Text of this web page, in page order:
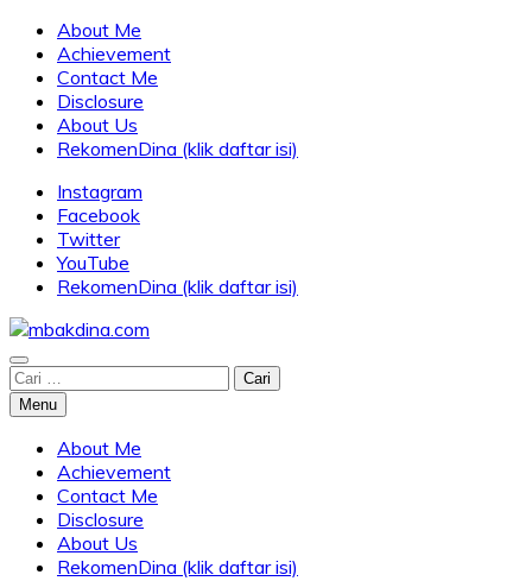
About Me
Achievement
Contact Me
Disclosure
About Us
RekomenDina (klik daftar isi)
Instagram
Facebook
Twitter
YouTube
RekomenDina (klik daftar isi)
mbakdina.com
Blog about parenting, traveling, promo, and lifestyle
Cari
untuk:
Menu
About Me
Achievement
Contact Me
Disclosure
About Us
RekomenDina (klik daftar isi)